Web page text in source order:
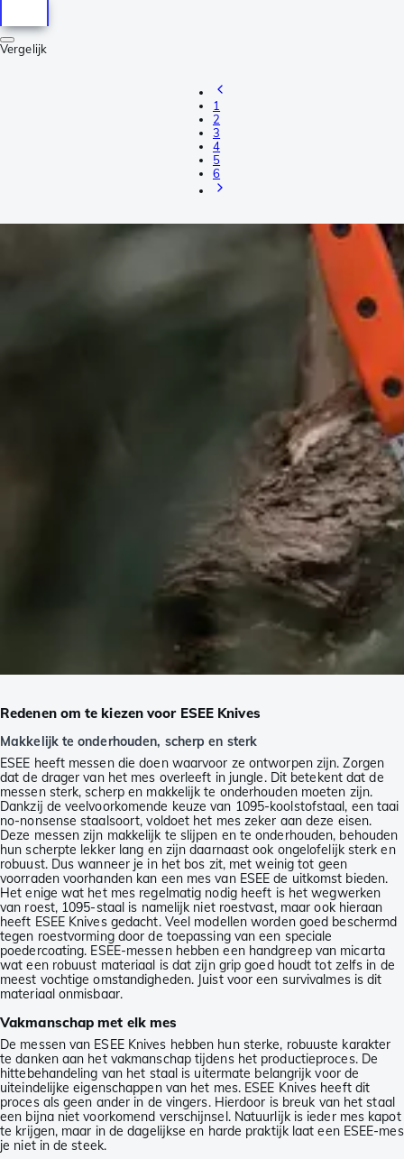
Vergelijk
1
2
3
4
5
6
Redenen om te kiezen voor ESEE Knives
Makkelijk te onderhouden, scherp en sterk
ESEE heeft messen die doen waarvoor ze ontworpen zijn. Zorgen
dat de drager van het mes overleeft in jungle. Dit betekent dat de
messen sterk, scherp en makkelijk te onderhouden moeten zijn.
Dankzij de veelvoorkomende keuze van 1095-koolstofstaal, een taai
no-nonsense staalsoort, voldoet het mes zeker aan deze eisen.
Deze messen zijn makkelijk te slijpen en te onderhouden, behouden
hun scherpte lekker lang en zijn daarnaast ook ongelofelijk sterk en
robuust. Dus wanneer je in het bos zit, met weinig tot geen
voorraden voorhanden kan een mes van ESEE de uitkomst bieden.
Het enige wat het mes regelmatig nodig heeft is het wegwerken
van roest, 1095-staal is namelijk niet roestvast, maar ook hieraan
heeft ESEE Knives gedacht. Veel modellen worden goed beschermd
tegen roestvorming door de toepassing van een speciale
poedercoating. ESEE-messen hebben een handgreep van micarta
wat een robuust materiaal is dat zijn grip goed houdt tot zelfs in de
meest vochtige omstandigheden. Juist voor een survivalmes is dit
materiaal onmisbaar.
Vakmanschap met elk mes
De messen van ESEE Knives hebben hun sterke, robuuste karakter
te danken aan het vakmanschap tijdens het productieproces. De
hittebehandeling van het staal is uitermate belangrijk voor de
uiteindelijke eigenschappen van het mes. ESEE Knives heeft dit
proces als geen ander in de vingers. Hierdoor is breuk van het staal
een bijna niet voorkomend verschijnsel. Natuurlijk is ieder mes kapot
te krijgen, maar in de dagelijkse en harde praktijk laat een ESEE-mes
je niet in de steek.